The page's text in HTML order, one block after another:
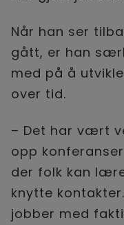
Når han ser
gått, er han
med på å
over tid.
– Det har vært
opp
der folk kan
knytte
jobber med